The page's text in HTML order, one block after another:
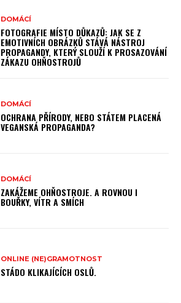
DOMÁCÍ
FOTOGRAFIE MÍSTO DŮKAZŮ: JAK SE Z
EMOTIVNÍCH OBRÁZKŮ STÁVÁ NÁSTROJ
PROPAGANDY, KTERÝ SLOUŽÍ K PROSAZOVÁNÍ
ZÁKAZU OHŇOSTROJŮ
DOMÁCÍ
OCHRANA PŘÍRODY, NEBO STÁTEM PLACENÁ
VEGANSKÁ PROPAGANDA?
DOMÁCÍ
ZAKÁŽEME OHŇOSTROJE. A ROVNOU I
BOUŘKY, VÍTR A SMÍCH
ONLINE (NE)GRAMOTNOST
STÁDO KLIKAJÍCÍCH OSLŮ.